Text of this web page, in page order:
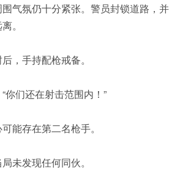
气氛仍十分紧张。警员封锁道路，并
。
，手持配枪戒备。
你们还在射击范围内！”
能存在第二名枪手。
未发现任何同伙。